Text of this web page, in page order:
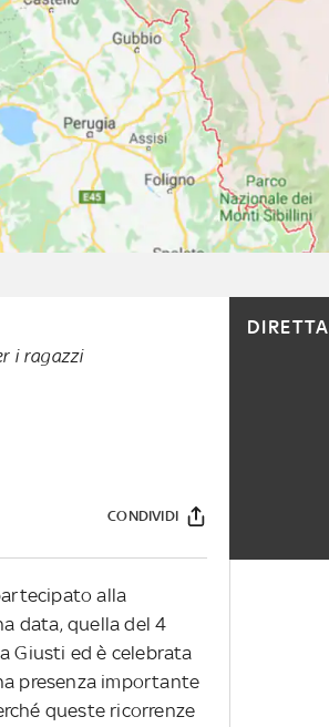
i ragazzi
CONDIVIDI
alla
data, quella del 4
Giusti ed è celebrata
presenza importante
queste ricorrenze
DIRETTA